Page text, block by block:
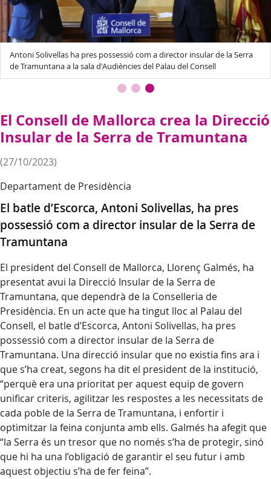
Antoni Solivellas ha pres possessió com a director insular de la Serra
de Tramuntana a la sala d'Audiències del Palau del Consell
El Consell de Mallorca crea la Direcció
Insular de la Serra de Tramuntana
(27/10/2023)
Departament de Presidència
El batle d’Escorca, Antoni Solivellas, ha pres
possessió com a director insular de la Serra de
Tramuntana
El president del Consell de Mallorca, Llorenç Galmés, ha
presentat avui la Direcció Insular de la Serra de
Tramuntana, que dependrà de la Conselleria de
Presidència. En un acte que ha tingut lloc al Palau del
Consell, el batle d’Escorca, Antoni Solivellas, ha pres
possessió com a director insular de la Serra de
Tramuntana. Una direcció insular que no existia fins ara i
que s’ha creat, segons ha dit el president de la institució,
“perquè era una prioritat per aquest equip de govern
unificar criteris, agilitzar les respostes a les necessitats de
cada poble de la Serra de Tramuntana, i enfortir i
optimitzar la feina conjunta amb ells. Galmés ha afegit que
“la Serra és un tresor que no només s’ha de protegir, sinó
que hi ha una l’obligació de garantir el seu futur i amb
aquest objectiu s’ha de fer feina”.